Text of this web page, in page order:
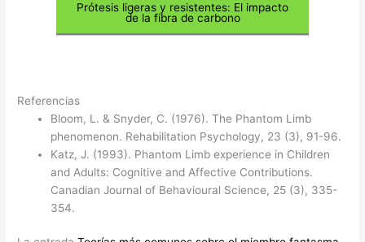
Prótesis ligeras y resistentes: El impacto
de la fibra de carbono
Referencias
Bloom, L. & Snyder, C. (1976). The Phantom Limb
phenomenon. Rehabilitation Psychology, 23 (3), 91-96.
Katz, J. (1993). Phantom Limb experience in Children
and Adults: Cognitive and Affective Contributions.
Canadian Journal of Behavioural Science, 25 (3), 335-
354.